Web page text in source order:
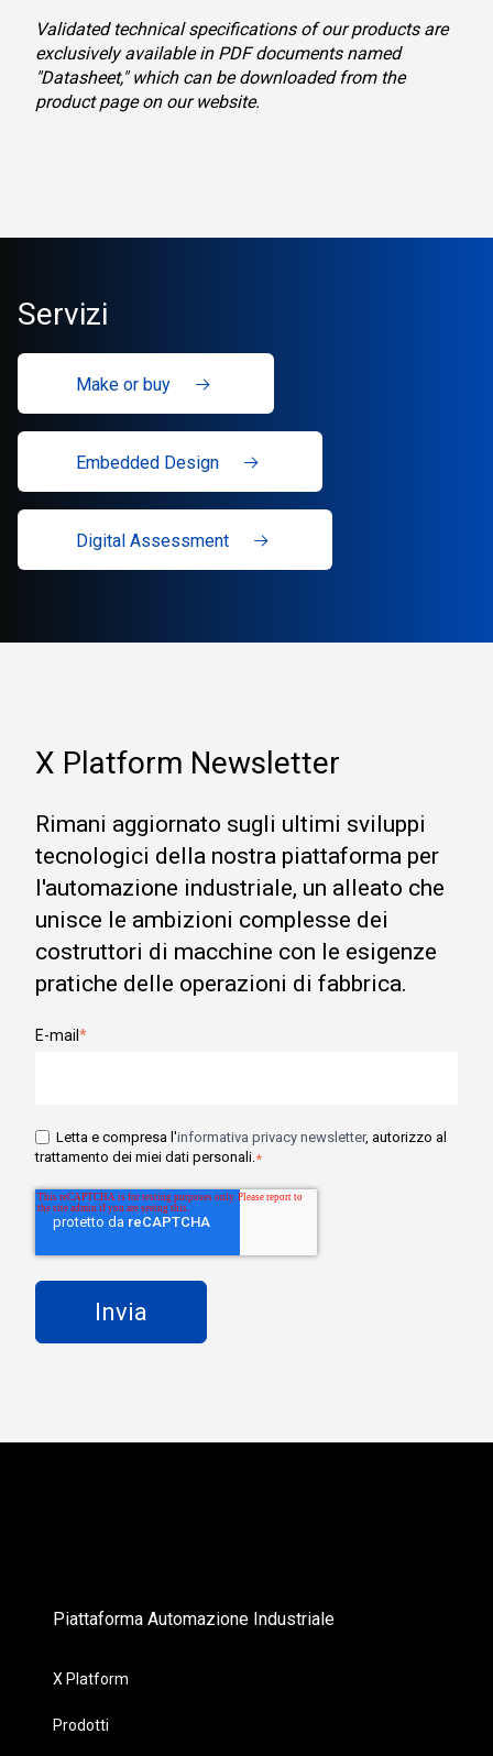
Validated technical specifications of our products are
exclusively available in PDF documents named
"Datasheet," which can be downloaded from the
product page on our website.
Servizi
Make or buy
Embedded Design
Digital Assessment
X Platform Newsletter
Rimani aggiornato sugli ultimi sviluppi
tecnologici della nostra piattaforma per
l'automazione industriale, un alleato che
unisce le ambizioni complesse dei
costruttori di macchine con le esigenze
pratiche delle operazioni di fabbrica.
E-mail *
Letta e compresa l'informativa privacy newsletter, autorizzo al
trattamento dei miei dati personali. *
Piattaforma Automazione Industriale
X Platform
Prodotti